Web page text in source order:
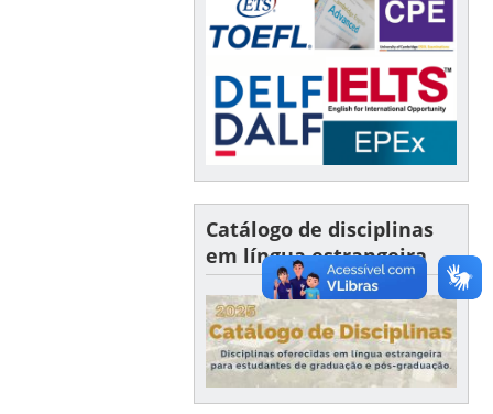
Catálogo de disciplinas
em língua estrangeira